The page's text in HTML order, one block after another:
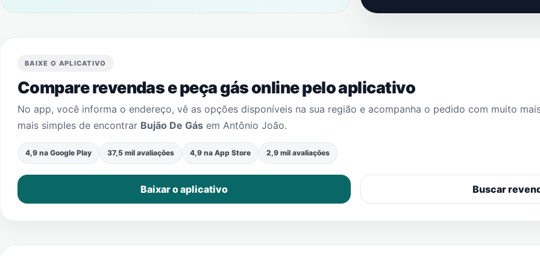
BAIXE O APLICATIVO
Compare revendas e peça gás online pelo aplicativo
No app, você informa o endereço, vê as opções disponíveis na sua região e acompanha o pedido com muito
mais simples de encontrar Bujão De Gás em Antônio João.
4,9 na Google Play 37,5 mil avaliações 4,9 na App Store 2,9 mil avaliações
Baixar o aplicativo Buscar